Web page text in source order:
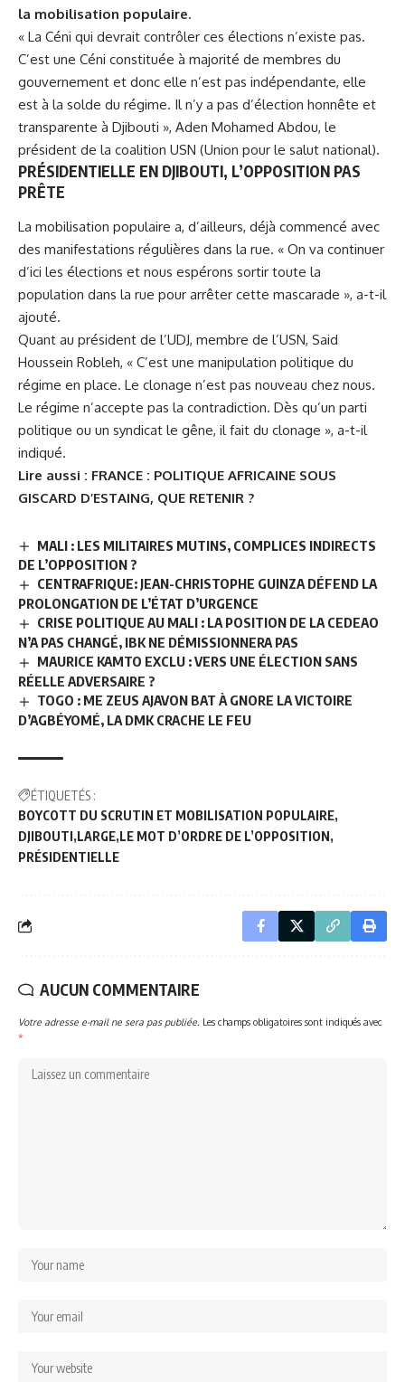
la mobilisation populaire.
« La Céni qui devrait contrôler ces élections n’existe pas.
C’est une Céni constituée à majorité de membres du
gouvernement et donc elle n’est pas indépendante, elle
est à la solde du régime. Il n’y a pas d’élection honnête et
transparente à Djibouti », Aden Mohamed Abdou, le
président de la coalition USN (Union pour le salut national).
PRÉSIDENTIELLE EN DJIBOUTI, L’OPPOSITION PAS
PRÊTE
La mobilisation populaire a, d’ailleurs, déjà commencé avec
des manifestations régulières dans la rue. « On va continuer
d’ici les élections et nous espérons sortir toute la
population dans la rue pour arrêter cette mascarade », a-t-il
ajouté.
Quant au président de l’UDJ, membre de l’USN, Said
Houssein Robleh, « C’est une manipulation politique du
régime en place. Le clonage n’est pas nouveau chez nous.
Le régime n’accepte pas la contradiction. Dès qu’un parti
politique ou un syndicat le gêne, il fait du clonage », a-t-il
indiqué.
Lire aussi : FRANCE : POLITIQUE AFRICAINE SOUS
GISCARD D’ESTAING, QUE RETENIR ?
MALI : LES MILITAIRES MUTINS, COMPLICES INDIRECTS
DE L’OPPOSITION ?
CENTRAFRIQUE: JEAN-CHRISTOPHE GUINZA DÉFEND LA
PROLONGATION DE L’ÉTAT D’URGENCE
CRISE POLITIQUE AU MALI : LA POSITION DE LA CEDEAO
N’A PAS CHANGÉ, IBK NE DÉMISSIONNERA PAS
MAURICE KAMTO EXCLU : VERS UNE ÉLECTION SANS
RÉELLE ADVERSAIRE ?
TOGO : ME ZEUS AJAVON BAT À GNORE LA VICTOIRE
D’AGBÉYOMÉ, LA DMK CRACHE LE FEU
ÉTIQUETÉS :
BOYCOTT DU SCRUTIN ET MOBILISATION POPULAIRE
DJIBOUTI LARGE LE MOT D’ORDRE DE L’OPPOSITION
PRÉSIDENTIELLE
AUCUN COMMENTAIRE
Votre adresse e-mail ne sera pas publiée. Les champs obligatoires sont indiqués avec
*